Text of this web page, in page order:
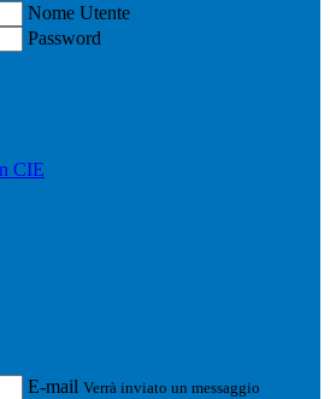
Nome Utente
Password
CIE
E-mail Verrà inviato un messaggio